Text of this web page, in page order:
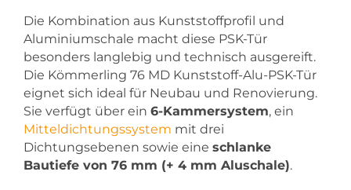
Die Kombination aus Kunststoffprofil und
Aluminiumschale macht diese PSK-Tür
besonders langlebig und technisch ausgereift.
Die Kömmerling 76 MD Kunststoff-Alu-PSK-Tür
eignet sich ideal für Neubau und Renovierung.
Sie verfügt über ein 6-Kammersystem, ein
Mitteldichtungssystem mit drei
Dichtungsebenen sowie eine schlanke
Bautiefe von 76 mm (+ 4 mm Aluschale).